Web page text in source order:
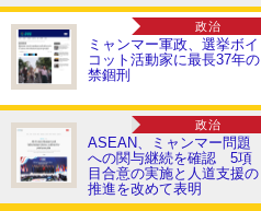
政治
ミャンマー軍政、選挙ボイ
コット活動家に最長37年の
禁錮刑
政治
ASEAN、ミャンマー問題
への関与継続を確認 5項
目合意の実施と人道支援の
推進を改めて表明